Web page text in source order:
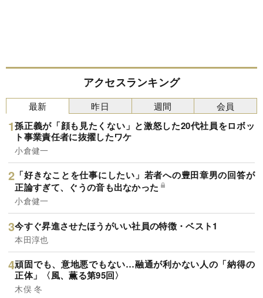
アクセスランキング
最新
孫正義が「顔も見たくない」と激怒した20代社員をロボッ
ト事業責任者に抜擢したワケ
小倉健一
「好きなことを仕事にしたい」若者への豊田章男の回答が
正論すぎて、ぐうの音も出なかった
小倉健一
今すぐ昇進させたほうがいい社員の特徴・ベスト1
本田淳也
頑固でも、意地悪でもない…融通が利かない人の「納得の
正体」〈風、薫る第95回〉
木俣 冬
昨日 週間 会員